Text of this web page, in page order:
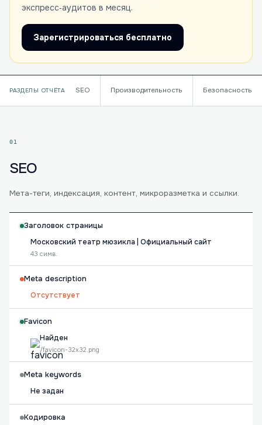
экспресс‑аудитов в месяц.
Зарегистрироваться бесплатно
РАЗДЕЛЫ ОТЧЁТА SEO Производительность Безопасность
01
SEO
Мета-теги, индексация, контент, микроразметка и ссылки.
Заголовок страницы
Московский театр мюзикла | Официальный сайт
43 симв.
Meta description
Отсутствует
Favicon
Найден
/favicon-32x32.png
Meta keywords
Не задан
Кодировка